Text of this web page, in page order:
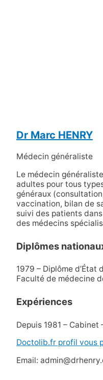
Dr Marc HENRY
Médecin généraliste
Le médecin
adultes pour tous
généraux
vaccination, bilan de
suivi des patients
des médecins
Diplômes
1979 – Diplôme
Faculté de médecine
Expériences
Depuis 1981 – Cabinet
Doctolib.fr profil vous
Email: